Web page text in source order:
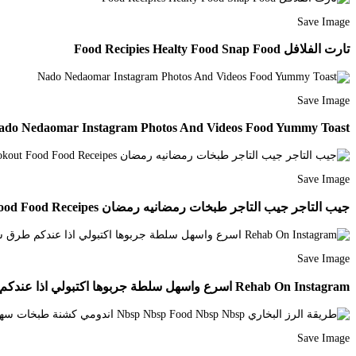
Save Image
تارت الفلافل Food Recipies Healty Food Snap Food
Save Image
Nedaomar Instagram Photos And Videos Food Yummy Toast
Save Image
جيب التاجر جيب التاجر طبخات رمضانيه رمضان Diy Food Recipes Cookout Food Food Receipes
Save Image
Rehab On Instagram اسرع واسهل سلطة جربوها اكتبولي اذا عندكم طرق سلطات سهلة Cookout Food Diy Food Recipes Snap Food
Save Image